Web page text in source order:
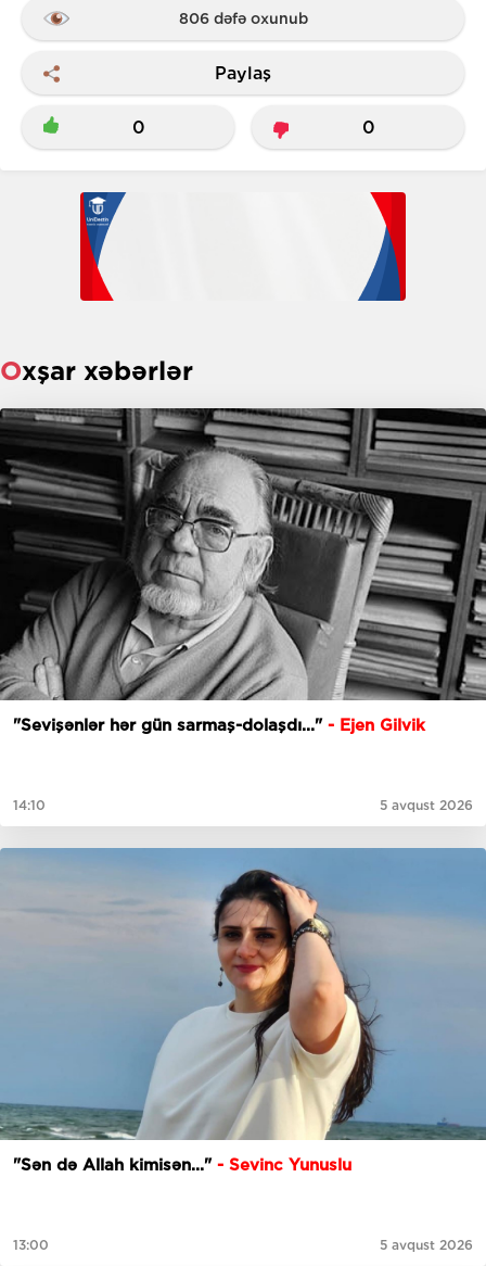
806 dəfə oxunub
Paylaş
0 0
Oxşar xəbərlər
"Sevişənlər hər gün sarmaş-dolaşdı..." - Ejen Gilvik
14:10 5 avqust 2026
"Sən də Allah kimisən..." - Sevinc Yunuslu
13:00 5 avqust 2026